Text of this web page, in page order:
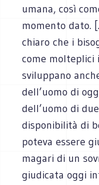
umana, così
momento dato.
chiaro che i
come molteplici
sviluppano
dell’uomo di
dell’uomo di
disponibilità di
poteva essere
magari di un
giudicata oggi